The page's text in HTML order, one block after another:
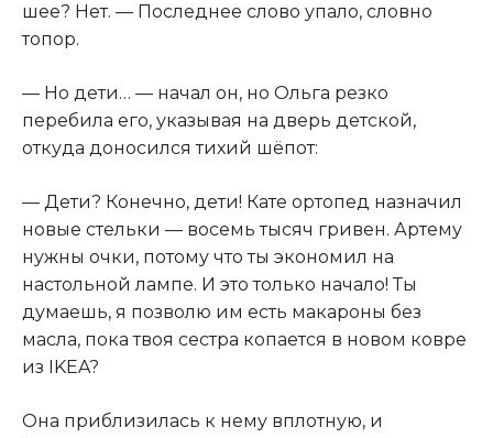
шее? Нет. — Последнее слово упало, словно
топор.
— Но дети… — начал он, но Ольга резко
перебила его, указывая на дверь детской,
откуда доносился тихий шёпот:
— Дети? Конечно, дети! Кате ортопед назначил
новые стельки — восемь тысяч гривен. Артему
нужны очки, потому что ты экономил на
настольной лампе. И это только начало! Ты
думаешь, я позволю им есть макароны без
масла, пока твоя сестра копается в новом ковре
из IKEA?
Она приблизилась к нему вплотную, и